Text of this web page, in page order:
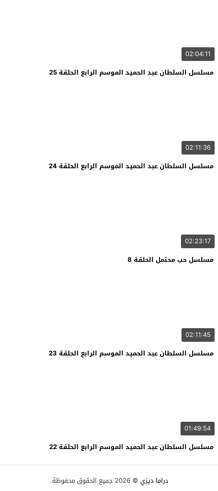
02:04:11
مسلسل السلطان عبد الحميد الموسم الرابع الحلقة 25
02:11:36
مسلسل السلطان عبد الحميد الموسم الرابع الحلقة 24
02:23:17
مسلسل حب محتمل الحلقة 8
02:11:45
مسلسل السلطان عبد الحميد الموسم الرابع الحلقة 23
01:49:54
مسلسل السلطان عبد الحميد الموسم الرابع الحلقة 22
دراما ديزي © 2026 جميع الحقوق محفوظة.